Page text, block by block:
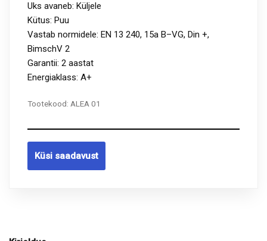
Uks avaneb: Küljele
Kütus: Puu
Vastab normidele: EN 13 240, 15a B–VG, Din +,
BimschV 2
Garantii: 2 aastat
Energiaklass: A+
Tootekood: ALEA 01
Küsi saadavust